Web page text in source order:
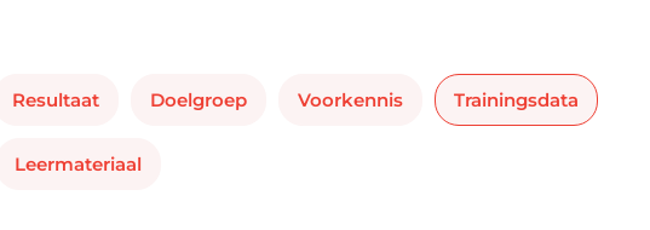
Resultaat Doelgroep Voorkennis Trainingsdata
Leermateriaal